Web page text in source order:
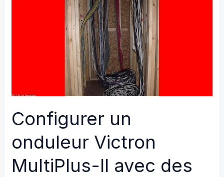
avancée
onduleur
Gen24+,
d’un
Configurer un
onduleur Victron
MultiPlus-II avec des